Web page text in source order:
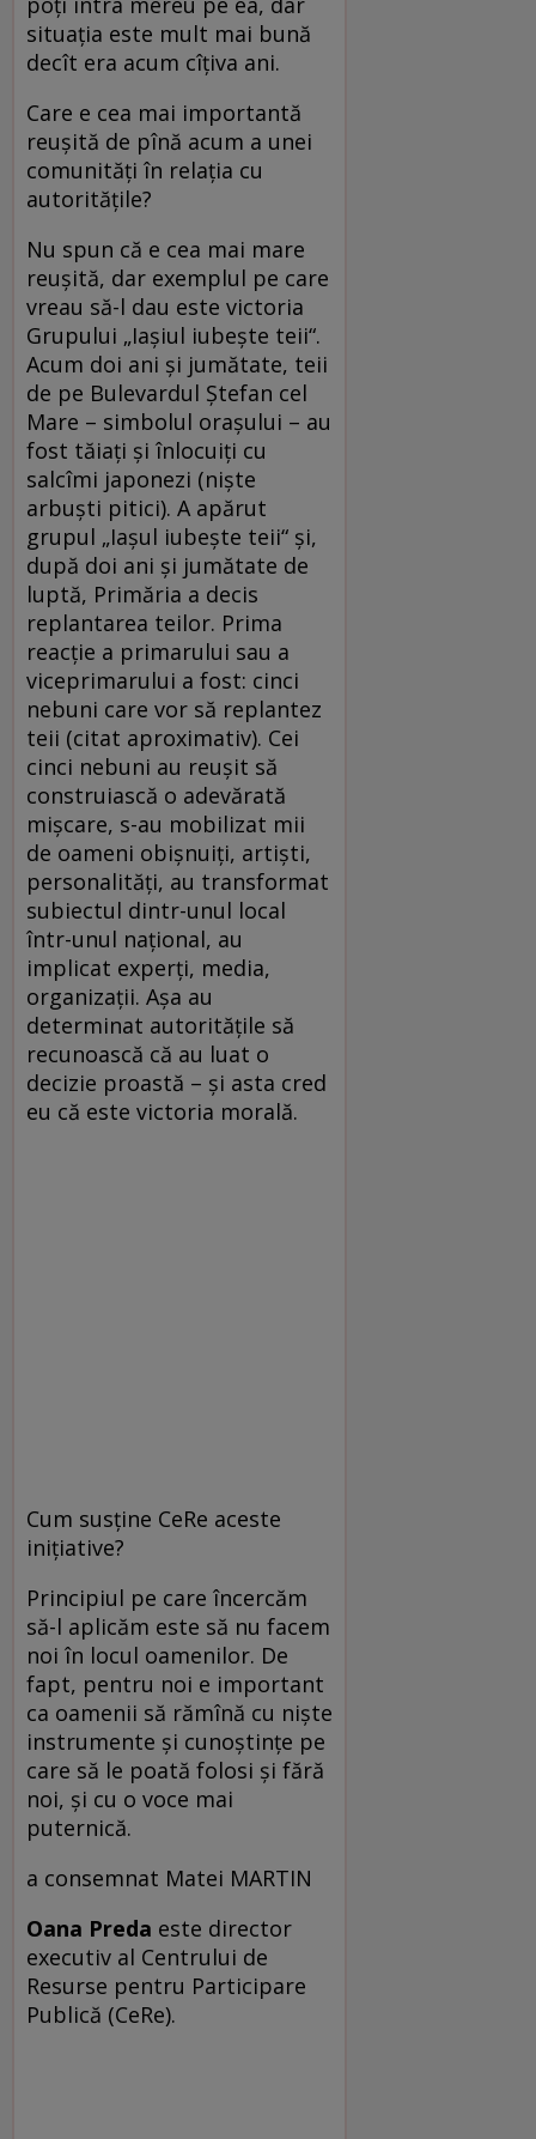
situaţia este mult mai bună
decît era acum cîţiva ani.
Care e cea mai importantă
reuşită de pînă acum a unei
comunităţi în relaţia cu
autorităţile?
Nu spun că e cea mai mare
reuşită, dar exemplul pe care
vreau să-l dau este victoria
Grupului „Iaşiul iubeşte teii“.
Acum doi ani şi jumătate, teii
de pe Bulevardul Ştefan cel
Mare – simbolul oraşului – au
fost tăiaţi şi înlocuiţi cu
salcîmi japonezi (nişte
arbuşti pitici). A apărut
grupul „Iaşul iubeşte teii“ şi,
după doi ani şi jumătate de
luptă, Primăria a decis
replantarea teilor. Prima
reacţie a primarului sau a
viceprimarului a fost: cinci
nebuni care vor să replantez
teii (citat aproximativ). Cei
cinci nebuni au reuşit să
construiască o adevărată
mişcare, s-au mobilizat mii
de oameni obişnuiţi, artişti,
personalităţi, au transformat
subiectul dintr-unul local
într-unul naţional, au
implicat experţi, media,
organizaţii. Aşa au
determinat autorităţile să
recunoască că au luat o
decizie proastă – şi asta cred
eu că este victoria morală.
Cum susţine CeRe aceste
iniţiative?
Principiul pe care încercăm
să-l aplicăm este să nu facem
noi în locul oamenilor. De
fapt, pentru noi e important
ca oamenii să rămînă cu nişte
instrumente şi cunoştinţe pe
care să le poată folosi şi fără
noi, şi cu o voce mai
puternică.
a consemnat Matei MARTIN
Oana Preda este director
executiv al Cen­trului de
Resurse pentru Participare
Pu­blică (CeRe).